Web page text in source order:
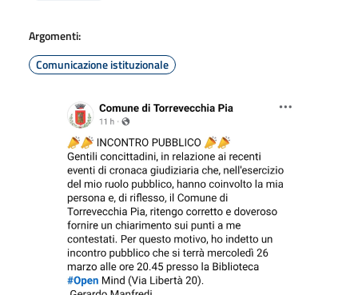
Argomenti:
Comunicazione istituzionale